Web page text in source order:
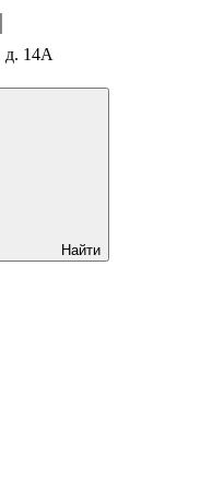
д. 14А
Найти